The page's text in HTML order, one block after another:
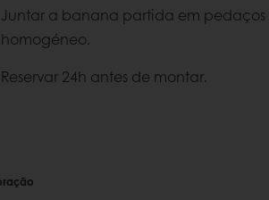
Juntar a banana partida em
homogéneo.
Reservar 24h antes de montar.